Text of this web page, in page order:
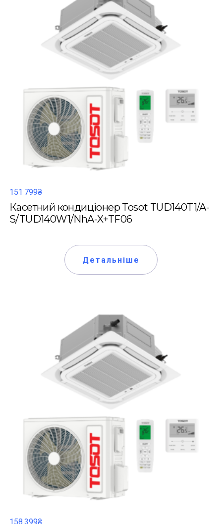
151 799₴
Касетний кондиціонер Tosot TUD140T1/A-
S/TUD140W1/NhA-X+TF06
Детальніше
158 399₴